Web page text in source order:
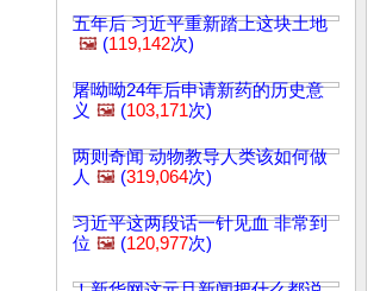
五年后 习近平重新踏上这块土地
🖼️ (119,142次)
屠呦呦24年后申请新药的历史意
义 🖼️ (103,171次)
两则奇闻 动物教导人类该如何做
人 🖼️ (319,064次)
习近平这两段话一针见血 非常到
位 🖼️ (120,977次)